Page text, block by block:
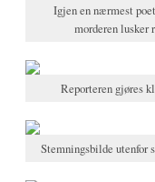
Igjen en nærmest
morderen lusker
Reporteren gjøres
Stemningsbilde utenfor